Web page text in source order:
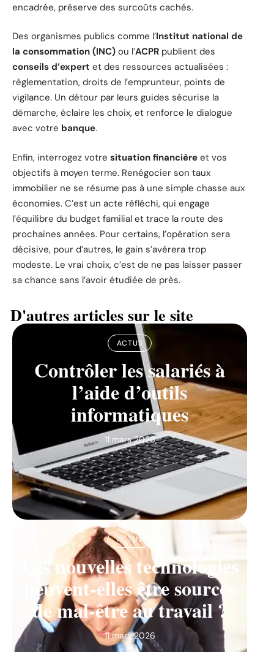
encadrée, préserve des surcoûts cachés.
Des organismes publics comme l’Institut national de
la consommation (INC) ou l’ACPR publient des
conseils d’expert et des ressources actualisées :
réglementation, droits de l’emprunteur, points de
vigilance. Un détour par leurs guides sécurise la
démarche, éclaire les choix, et renforce le dialogue
avec votre banque.
Enfin, interrogez votre situation financière et vos
objectifs à moyen terme. Renégocier son taux
immobilier ne se résume pas à une simple chasse aux
économies. C’est un acte réfléchi, qui engage
l’équilibre du budget familial et trace la route des
prochaines années. Pour certains, l’opération sera
décisive, pour d’autres, le gain s’avérera trop
modeste. Le vrai choix, c’est de ne pas laisser passer
sa chance sans l’avoir étudiée de près.
D'autres articles sur le site
ACTUS
Contrôler les salariés à
l’aide d’outils
informatiques
11 mars 2026
ACTUS
Les nouvelles technologies
peuvent-elles être sources
de mal-être au travail ?
11 mars 2026